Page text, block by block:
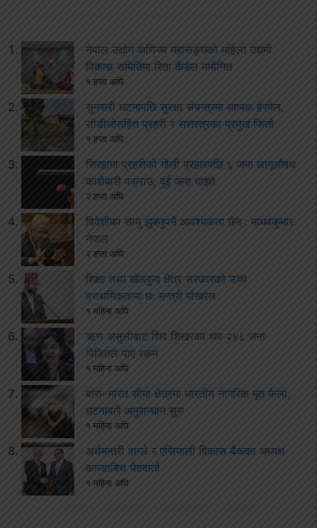
नेपाल उद्योग वाणिज्य महासङ्घको महिला उद्यमी
विकास समितिमा रिता कँडेल मनोनित
१ हप्ता अघि
सुनसरी घटनापछि सुरक्षा संयन्त्रमा व्यापक हेरफेर,
सीडीओसहित प्रहरी र सशस्त्रका प्रमुख फिर्ता
१ हप्ता अघि
सिरहामा प्रहरीको गोली प्रहारपछि ६ जना लागूऔषध
कारोबारी पक्राउ, दुई जना घाइते
२ हप्ता अघि
विदेशीका सामु झुक्नुपर्ने आवश्यकता छैन : माधवकुमार
नेपाल
२ हप्ता अघि
शिक्षा तथा खेलकुद क्षेत्र सरकारको उच्च
प्राथमिकतामा छः मन्त्री पोखरेल
१ महिना अघि
ऋण असुलीबाट शिव शिखरका थप २४८ जना
पिडितले पाए रकम
१ महिना अघि
बारा–भारत सीमा क्षेत्रमा भारतीय नागरिक मृत फेला,
घटनाबारे अनुसन्धान सुरु
१ महिना अघि
अर्थमन्त्री वाग्ले र एसियाली विकास बैंकका अध्यक्ष
कान्डाबिच भेटवार्ता
१ महिना अघि